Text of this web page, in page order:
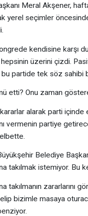
Meral Akşener,
yerel seçimler
kendisine karşı
üzerini çizdi.
bu partide tek söz sahibi
etti? Onu zaman
alarak parti içinde
vermenin partiye
Belediye
takılmak istemiyor. Bu
takılmanın zararlarını
bizimle masaya